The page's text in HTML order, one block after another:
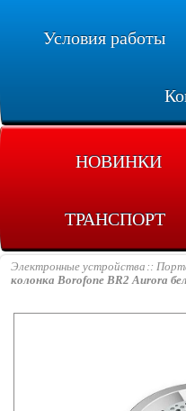
Условия работы
НОВИНКИ
ТРАНСПОРТ
Электронные устройства
колонка Borofone BR2 Aurora